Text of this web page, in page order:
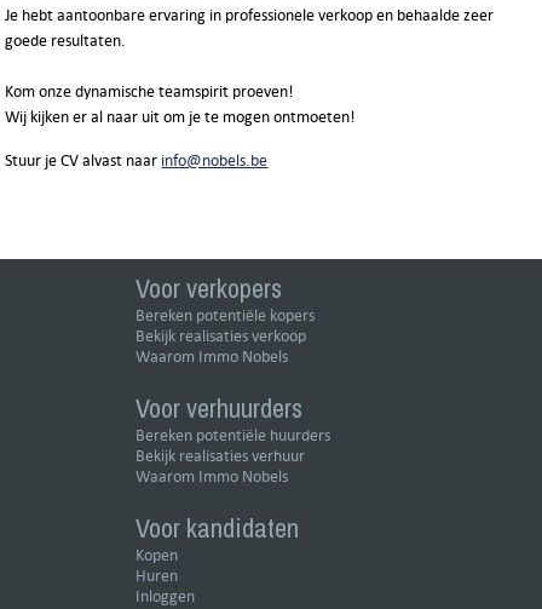
Je hebt aantoonbare ervaring in professionele verkoop en behaalde zeer
goede resultaten.
Kom onze dynamische teamspirit proeven!
Wij kijken er al naar uit om je te mogen ontmoeten!
Stuur je CV alvast naar info@nobels.be
Voor verkopers
Bereken potentiële kopers
Bekijk realisaties verkoop
Waarom Immo Nobels
Voor verhuurders
Bereken potentiële huurders
Bekijk realisaties verhuur
Waarom Immo Nobels
Voor kandidaten
Kopen
Huren
Inloggen